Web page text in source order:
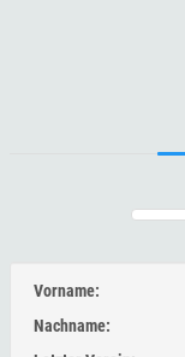
Vorname:
Nachname: